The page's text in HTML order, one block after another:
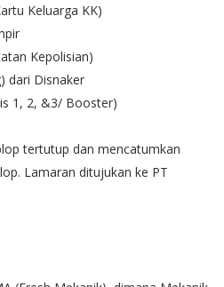
Keluarga KK)
Kepolisian)
dari Disnaker
1, 2, &3/ Booster)
tertutup dan mencatumkan
Lamaran ditujukan ke PT